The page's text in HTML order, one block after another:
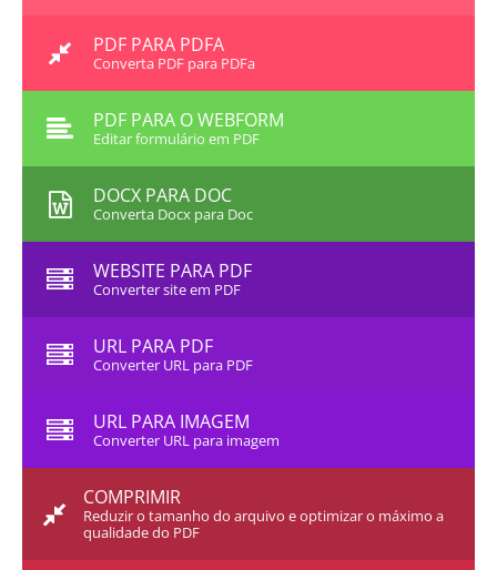
PDF PARA PDFA
Converta PDF para PDFa
PDF PARA O WEBFORM
Editar formulário em PDF
DOCX PARA DOC
Converta Docx para Doc
WEBSITE PARA PDF
Converter site em PDF
URL PARA PDF
Converter URL para PDF
URL PARA IMAGEM
Converter URL para imagem
COMPRIMIR
Reduzir o tamanho do arquivo e optimizar o máximo a
qualidade do PDF